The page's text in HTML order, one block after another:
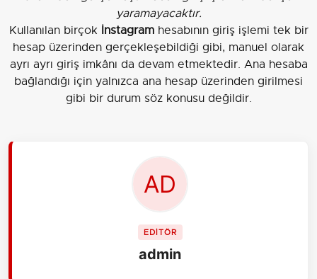
yaramayacaktır.
Kullanılan birçok İnstagramhesabının giriş işlemi tek bir
hesap üzerinden gerçekleşebildiği gibi, manuel olarak
ayrı ayrı giriş imkânı da devam etmektedir. Ana hesaba
bağlandığı için yalnızca ana hesap üzerinden girilmesi
gibi bir durum söz konusu değildir.
EDİTÖR
admin